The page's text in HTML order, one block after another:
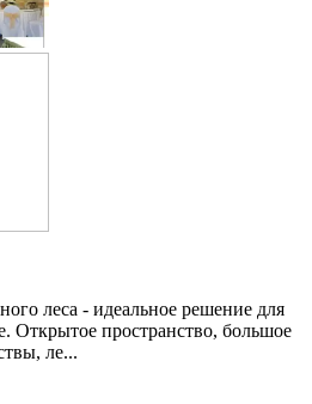
леса - идеальное решение для
Открытое пространство, большое
ле...